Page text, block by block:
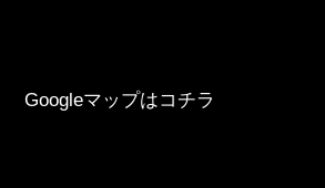
Googleマップはコチラ